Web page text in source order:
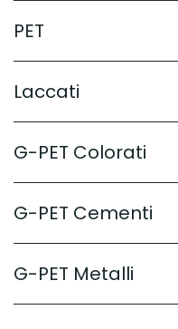
PET
Laccati
G-PET Colorati
G-PET Cementi
G-PET Metalli